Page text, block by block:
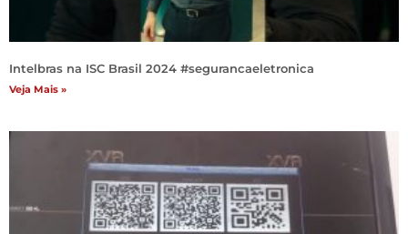
Intelbras na ISC Brasil 2024 #segurancaeletronica
Veja Mais »